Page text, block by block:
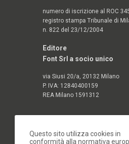
numero di iscrizione al ROC
registro stampa Tribunale di
n. 822 del 23/12/2004
Editore
Font Srl a socio unico
via Siusi 20/a, 20132 Milano
P. IVA: 12840400159
REA Milano 1591312
Questo sito utilizza cookies in
conformità alla normativa